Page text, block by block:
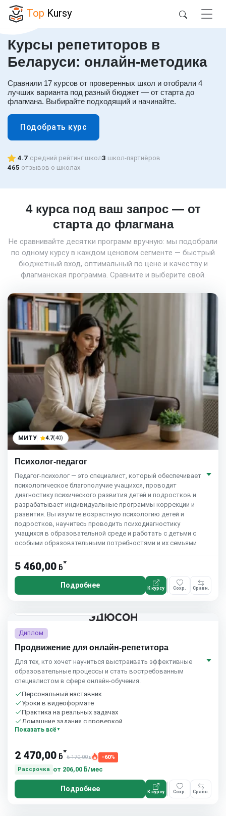
Top Kursy
Курсы репетиторов в
Беларуси: онлайн-методика
Сравнили 17 курсов от проверенных школ и отобрали 4
лучших варианта под разный бюджет — от старта до
флагмана. Выбирайте подходящий и начинайте.
Подобрать курс
4.7 средний рейтинг школ3 школ-партнёров
465 отзывов о школах
4 курса под ваш запрос — от
старта до флагмана
Не сравнивайте десятки программ вручную: мы подобрали
по одному курсу в каждом ценовом сегменте — быстрый
бюджетный вход, оптимальный по цене и качеству и
флагманская программа. Сравните и выберите свой.
МИТУ 4.7(40)
Психолог-педагог
Педагог-психолог — это специалист, который обеспечивает
психологическое благополучие учащихся, проводит
диагностику психического развития детей и подростков и
разрабатывает индивидуальные программы коррекции и
развития. Вы изучите возрастную психологию детей и
подростков, научитесь проводить психодиагностику
учащихся в образовательной среде и работать с детьми с
особыми образовательными потребностями и их семьями
5 460,00 ƃ*
Подробнее К курсу Сохр. Сравн.
Диплом
Продвижение для онлайн-репетитора
Для тех, кто хочет научиться выстраивать эффективные
образовательные процессы и стать востребованным
специалистом в сфере онлайн-обучения.
Персональный наставник
Уроки в видеоформате
Практика на реальных задачах
Домашние задания с проверкой
Бесплатный пробный урок
Показать всё
2 470,00 ƃ*
6 170,00ƃ
−60%
Рассрочка
от 206,00 ƃ/мес
Подробнее К курсу Сохр. Сравн.